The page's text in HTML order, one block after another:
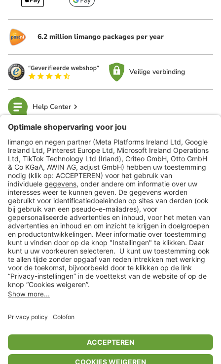
6.2 million limango packages per year
Veilige verbinding
Help Center
limango
Veilig winkelen
Klantenservice
Shop
Acties
limango.de limango.pl